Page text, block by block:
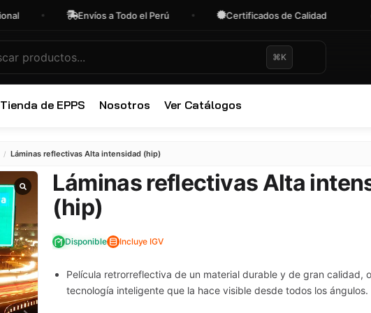
Envíos a Todo el Perú Certificados de Calidad
⌘K
Tienda de EPPS Nosotros Ver Catálogos
/ Láminas reflectivas Alta intensidad (hip)
Láminas reflectivas Alta
(hip)
Disponible Incluye IGV
Película retrorreflectiva de un material durable y de gran calidad,
tecnología inteligente que la hace visible desde todos los ángulos.